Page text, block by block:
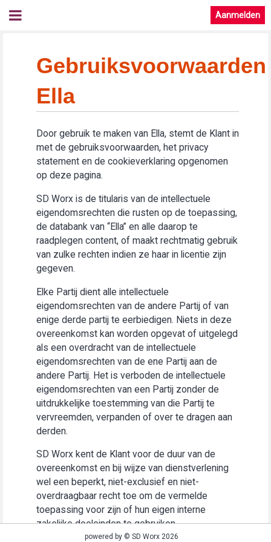
Aanmelden
Gebruiksvoorwaarden
Ella
Door gebruik te maken van Ella, stemt de Klant in
met de gebruiksvoorwaarden, het privacy
statement en de cookieverklaring opgenomen
op deze pagina.
SD Worx is de titularis van de intellectuele
eigendomsrechten die rusten op de toepassing,
de databank van “Ella” en alle daarop te
raadplegen content, of maakt rechtmatig gebruik
van zulke rechten indien ze haar in licentie zijn
gegeven.
Elke Partij dient alle intellectuele
eigendomsrechten van de andere Partij of van
enige derde partij te eerbiedigen. Niets in deze
overeenkomst kan worden opgevat of uitgelegd
als een overdracht van de intellectuele
eigendomsrechten van de ene Partij aan de
andere Partij. Het is verboden de intellectuele
eigendomsrechten van een Partij zonder de
uitdrukkelijke toestemming van die Partij te
vervreemden, verpanden of over te dragen aan
derden.
SD Worx kent de Klant voor de duur van de
overeenkomst en bij wijze van dienstverlening
wel een beperkt, niet-exclusief en niet-
overdraagbaar recht toe om de vermelde
toepassing voor zijn of hun eigen interne
zakelijke doeleinden te gebruiken
(“Gebruiksrecht”).powered by © SD Worx 2026